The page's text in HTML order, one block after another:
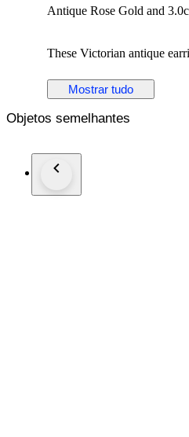
Antique Rose Gold
These Victorian antique
movement. Each earring
Metal 14K Rose Gold
Stones Diamond
Stamp 585
Mostrar tudo
Objetos semelhantes